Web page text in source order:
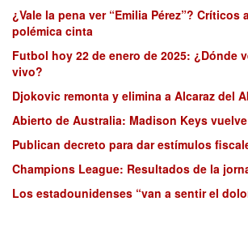
¿Vale la pena ver “Emilia Pérez”? Críticos
polémica cinta
Futbol hoy 22 de enero de 2025: ¿Dónde
vivo?
Djokovic remonta y elimina a Alcaraz del
Abierto de Australia: Madison Keys
Publican decreto para dar estímulos
Champions League: Resultados de la
Los estadounidenses “van a sentir el